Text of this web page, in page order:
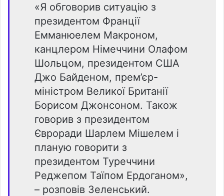
«Я обговорив ситуацію з
президентом Франції
Емманюелем Макроном,
канцлером Німеччини Олафом
Шольцом, президентом США
Джо Байденом, прем’єр-
міністром Великої Британії
Борисом Джонсоном. Також
говорив з президентом
Євроради Шарлем Мішелем і
планую говорити з
президентом Туреччини
Реджепом Таїпом Ердоганом»,
– розповів Зеленський.